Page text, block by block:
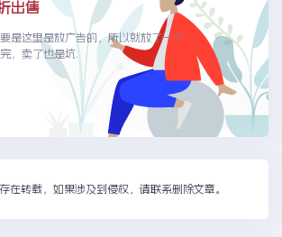
出售
是这里是放广告的，所以就放了一个
，卖了也是坑.
在转载，如果涉及到侵权，请联系删除文章。